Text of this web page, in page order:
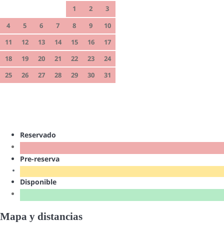
1 2
3
4
5 6 7 8 9
10
11
12 13 14 15 16
17
18
19 20 21 22 23
24
25
26 27 28 29 30 31
Reservado
Pre-reserva
Disponible
Mapa y distancias